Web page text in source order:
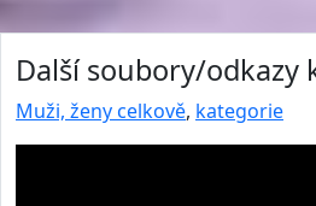
Další soubory/odkazy
Muži, ženy celkově, kategorie